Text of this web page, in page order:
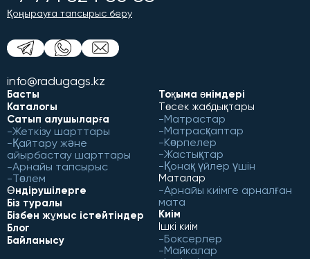
Қоңырауға тапсырыс беру
info@radugags.kz
Басты
Каталогы
Сатып алушыларға
Жеткізу шарттары
Қайтару және
айырбастау шарттары
Арнайы тапсырыс
Төлем
Өндірушілерге
Біз туралы
Бізбен жұмыс істейтіндер
Блог
Байланысу
Тоқыма өнімдері
Төсек жабдықтары
Матрастар
Матрасқаптар
Көрпелер
Жастықтар
Қонақ үйлер үшін
Маталар
Арнайы киімге арналған
мата
Киім
Ішкі киім
Боксерлер
Майкалар